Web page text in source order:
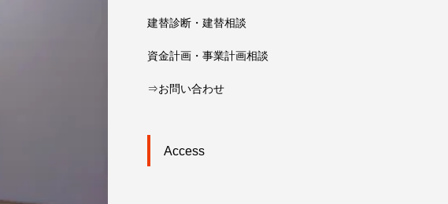
建替診断・建替相談
資金計画・事業計画相談
⇒お問い合わせ
Access